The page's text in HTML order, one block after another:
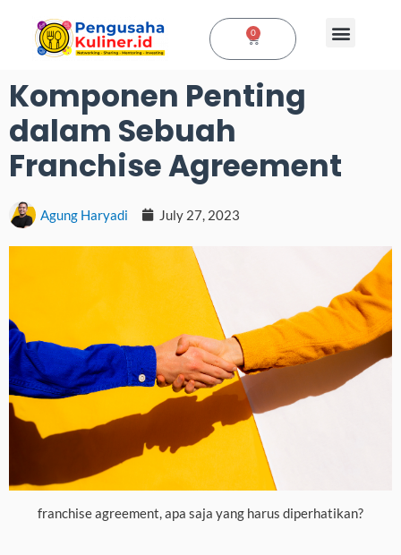
0
Komponen Penting
dalam Sebuah
Franchise Agreement
Agung Haryadi July 27, 2023
franchise agreement, apa saja yang harus diperhatikan?